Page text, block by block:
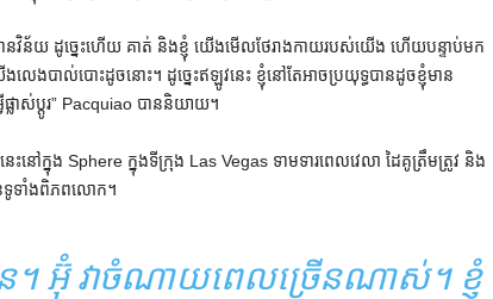
នវិន័យ ដូច្នេះហើយ គាត់ និងខ្ញុំ យើងមើលថែរាងកាយរបស់យើង ហើយបន្ទាប់មក
លេងបាល់បោះដូចនោះ។ ដូច្នេះឥឡូវនេះ ខ្ញុំនៅតែអាចប្រយុទ្ធបានដូចខ្ញុំមាន
ផ្លាស់ប្តូរ” Pacquiao បាននិយាយ។
ះនៅក្នុង Sphere ក្នុងទីក្រុង Las Vegas ទាមទារពេលវេលា ដៃគូត្រឹមត្រូវ និង
ទាំងពិភពលោក។
រើន។ អ៊ុំ វាចំណាយពេលច្រើនណាស់។ ខ្ញុំ